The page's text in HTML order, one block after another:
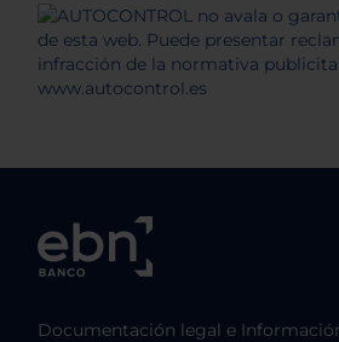
Documentación legal e